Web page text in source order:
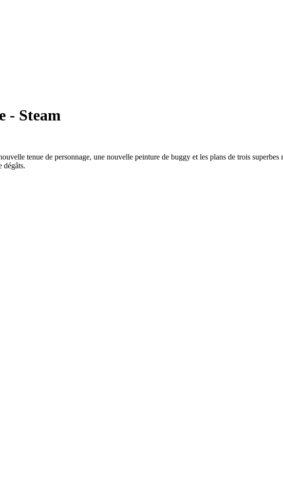
- Steam
tenue de personnage, une nouvelle peinture de buggy et les plans de trois
dégâts.